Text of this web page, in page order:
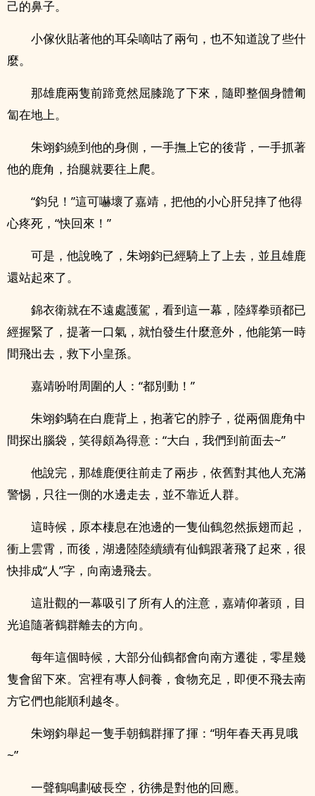
己的鼻子。
小傢伙貼著他的耳朵嘀咕了兩句，也不知道說了些什
麼。
那雄鹿兩隻前蹄竟然屈膝跪了下來，隨即整個身體匍
匐在地上。
朱翊鈞繞到他的身側，一手撫上它的後背，一手抓著
他的鹿角，抬腿就要往上爬。
“鈞兒！”這可嚇壞了嘉靖，把他的小心肝兒摔了他得
心疼死，“快回來！”
可是，他說晚了，朱翊鈞已經騎上了上去，並且雄鹿
還站起來了。
錦衣衛就在不遠處護駕，看到這一幕，陸繹拳頭都已
經握緊了，提著一口氣，就怕發生什麼意外，他能第一時
間飛出去，救下小皇孫。
嘉靖吩咐周圍的人：“都別動！”
朱翊鈞騎在白鹿背上，抱著它的脖子，從兩個鹿角中
間探出腦袋，笑得頗為得意：“大白，我們到前面去~”
他說完，那雄鹿便往前走了兩步，依舊對其他人充滿
警惕，只往一側的水邊走去，並不靠近人群。
這時候，原本棲息在池邊的一隻仙鶴忽然振翅而起，
衝上雲霄，而後，湖邊陸陸續續有仙鶴跟著飛了起來，很
快排成“人”字，向南邊飛去。
這壯觀的一幕吸引了所有人的注意，嘉靖仰著頭，目
光追隨著鶴群離去的方向。
每年這個時候，大部分仙鶴都會向南方遷徙，零星幾
隻會留下來。宮裡有專人飼養，食物充足，即便不飛去南
方它們也能順利越冬。
朱翊鈞舉起一隻手朝鶴群揮了揮：“明年春天再見哦
~”
一聲鶴鳴劃破長空，彷彿是對他的回應。